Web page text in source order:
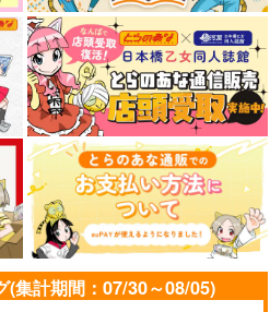
(集計期間：07/30～08/05)